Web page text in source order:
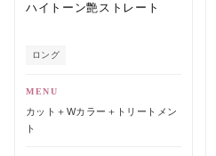
ハイトーン艶ストレート
ロング
MENU
カット＋Wカラー＋トリートメン
ト